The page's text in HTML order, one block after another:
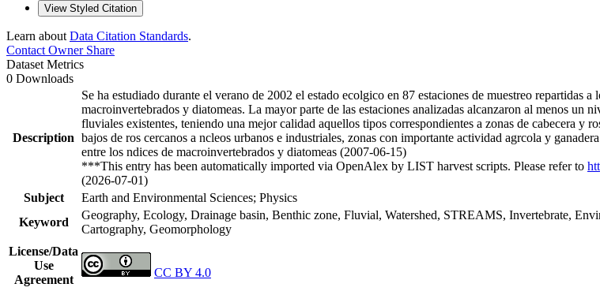
View Styled Citation
Learn about Data Citation Standards.
Contact OwnerShare
Dataset Metrics
0 Downloads
Description
Se ha estudiado durante el verano de 2002 el estado ecolgico en 87 estaciones de muestreo repartidas
macroinvertebrados y diatomeas. La mayor parte de las estaciones analizadas alcanzaron al menos
fluviales existentes, teniendo una mejor calidad aquellos tipos correspondientes a zonas de cabecera y
bajos de ros cercanos a ncleos urbanos e industriales, zonas con importante actividad agrcola y
entre los ndices de macroinvertebrados y diatomeas (2007-06-15)
***This entry has been automatically imported via OpenAlex by LIST harvest scripts. Please refer to
(2026-07-01)
Subject
Earth and Environmental Sciences; Physics
Keyword
Geography, Ecology, Drainage basin, Benthic zone, Fluvial, Watershed, STREAMS, Invertebrate,
Cartography, Geomorphology
License/Data
Use
Agreement
CC BY 4.0